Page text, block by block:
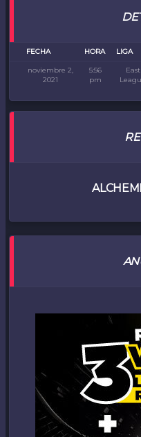
FECHA HORA LIGA
noviembre 2,
2021
5:56
pm
East